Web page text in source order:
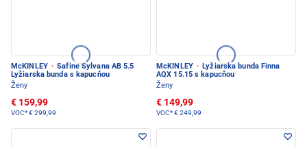
McKINLEY · Safine Sylvana AB 5.5
Lyžiarska bunda s kapucňou
Ženy
€ 159,99
VOC*€ 299,99
McKINLEY · Lyžiarska bunda Finna
AQX 15.15 s kapucňou
Ženy
€ 149,99
VOC*€ 249,99